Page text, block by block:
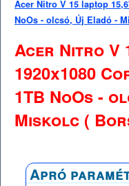
Acer Nitro V 15 laptop
NoOs - olcsó, Új Eladó -
Acer Nitro V
1920x1080
1TB NoOs -
Miskolc (
Apró